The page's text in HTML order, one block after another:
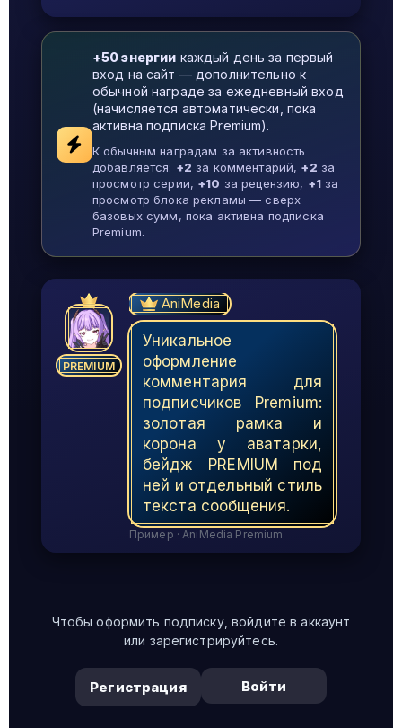
+50 энергии каждый день за первый
вход на сайт — дополнительно к
обычной награде за ежедневный вход
(начисляется автоматически, пока
активна подписка Premium).
К обычным наградам за активность
добавляется: +2 за комментарий, +2 за
просмотр серии, +10 за рецензию, +1за
просмотр блока рекламы — сверх
базовых сумм, пока активна подписка
Premium.
PREMIUM
AniMedia
Уникальное
оформление
комментария для
подписчиков Premium:
золотая рамка и
корона у аватарки,
бейдж PREMIUM под
ней и отдельный стиль
текста сообщения.
Пример · AniMedia Premium
Чтобы оформить подписку, войдите в аккаунт
или зарегистрируйтесь.
Регистрация Войти